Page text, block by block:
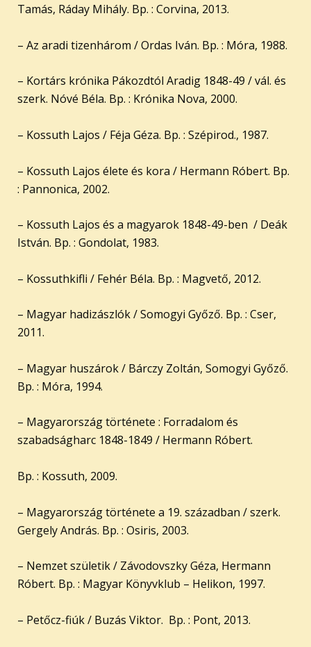
Tamás, Ráday Mihály. Bp. : Corvina, 2013.
– Az aradi tizenhárom / Ordas Iván. Bp. : Móra, 1988.
– Kortárs krónika Pákozdtól Aradig 1848-49 / vál. és
szerk. Nóvé Béla. Bp. : Krónika Nova, 2000.
– Kossuth Lajos / Féja Géza. Bp. : Szépirod., 1987.
– Kossuth Lajos élete és kora / Hermann Róbert. Bp.
: Pannonica, 2002.
– Kossuth Lajos és a magyarok 1848-49-ben / Deák
István. Bp. : Gondolat, 1983.
– Kossuthkifli / Fehér Béla. Bp. : Magvető, 2012.
– Magyar hadizászlók / Somogyi Győző. Bp. : Cser,
2011.
– Magyar huszárok / Bárczy Zoltán, Somogyi Győző.
Bp. : Móra, 1994.
– Magyarország története : Forradalom és
szabadságharc 1848-1849 / Hermann Róbert.
Bp. : Kossuth, 2009.
– Magyarország története a 19. században / szerk.
Gergely András. Bp. : Osiris, 2003.
– Nemzet születik / Závodovszky Géza, Hermann
Róbert. Bp. : Magyar Könyvklub – Helikon, 1997.
– Petőcz-fiúk / Buzás Viktor. Bp. : Pont, 2013.